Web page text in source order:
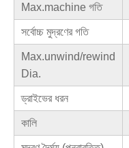
Max.machine গতি
সর্বোচ্চ মুদ্রণের গতি
Max.unwind/rewind
Dia.
ড্রাইভের ধরন
কালি